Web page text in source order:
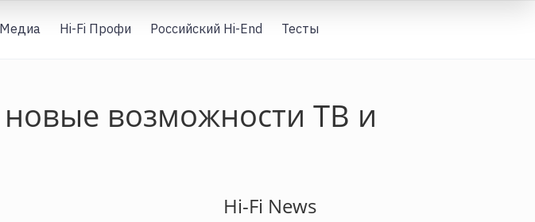
Медиа Hi-Fi Профи Российский Hi-End Тесты
возможности ТВ и
Hi-Fi News